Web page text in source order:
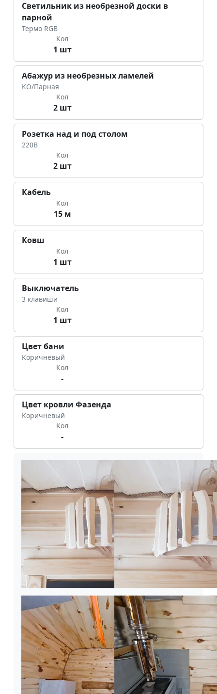
Светильник из необрезной доски в
парной
Термо RGB
Кол
1 шт
Абажур из необрезных ламелей
КО/Парная
Кол
2 шт
Розетка над и под столом
220В
Кол
2 шт
Кабель
Кол
15 м
Ковш
Кол
1 шт
Выключатель
3 клавиши
Кол
1 шт
Цвет бани
Коричневый
Кол
-
Цвет кровли Фазенда
Коричневый
Кол
-